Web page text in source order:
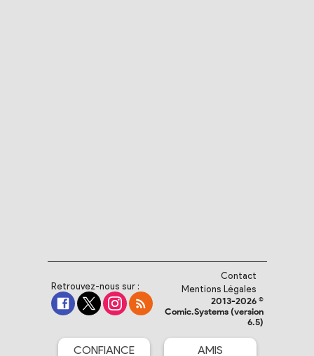
Retrouvez-nous sur :
Contact
Mentions Légales
2013-2026 ©
Comic.Systems (version
6.5)
CONFIANCE AMIS